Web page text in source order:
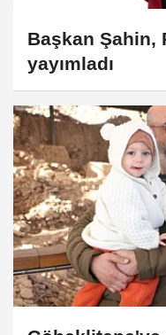
Başkan Şahin,
yayımladı